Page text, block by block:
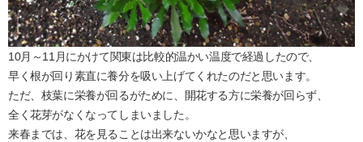
10月～11月にかけて関東は比較的温かい温度で経過したので、
早く根が回り素直に養分を吸い上げてくれたのだと思います。
ただ、枝葉に栄養が回るがために、開花する方に栄養が回らず、
全く花芽がなくなってしまいました。
来春までは、花を見ることは出来ないかなと思いますが、